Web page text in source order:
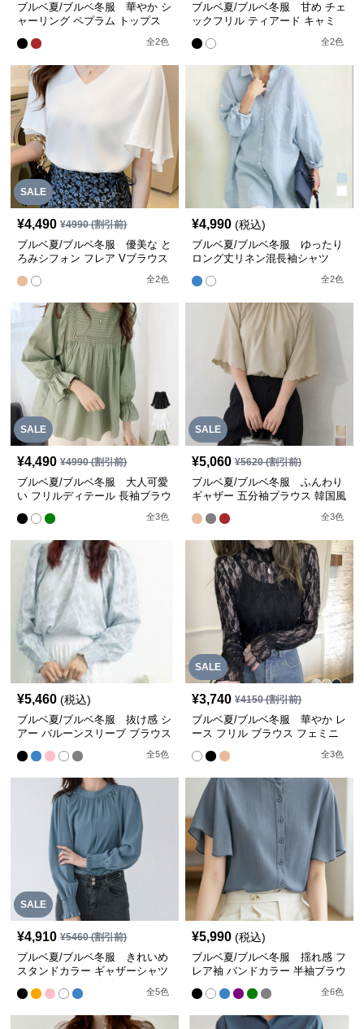
ブルベ夏/ブルベ冬服 華やか シ
ャーリング ペプラム トップス
全2色
ブルベ夏/ブルベ冬服 甘め チェ
ックフリル ティアード キャミ
全2色
SALE
¥4,490 ¥4990(割引前)
ブルベ夏/ブルベ冬服 優美な と
ろみシフォン フレア Vブラウス
全2色
¥4,990 (税込)
ブルベ夏/ブルベ冬服 ゆったり
ロング丈リネン混長袖シャツ
全2色
SALE
¥4,490 ¥4990(割引前)
ブルベ夏/ブルベ冬服 大人可愛
い フリルディテール 長袖ブラウ
全3色
SALE
¥5,060 ¥5620(割引前)
ブルベ夏/ブルベ冬服 ふんわり
ギャザー 五分袖ブラウス 韓国風
全3色
¥5,460 (税込)
ブルベ夏/ブルベ冬服 抜け感 シ
アー バルーンスリーブ ブラウス
全5色
SALE
¥3,740 ¥4150(割引前)
ブルベ夏/ブルベ冬服 華やか レ
ース フリル ブラウス フェミニ
全3色
SALE
¥4,910 ¥5460(割引前)
ブルベ夏/ブルベ冬服 きれいめ
スタンドカラー ギャザーシャツ
全5色
¥5,990 (税込)
ブルベ夏/ブルベ冬服 揺れ感 フ
レア袖 バンドカラー 半袖ブラウ
全6色